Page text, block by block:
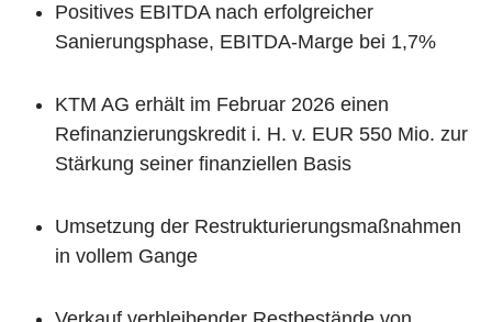
Positives EBITDA nach erfolgreicher
Sanierungsphase, EBITDA-Marge bei 1,7%
KTM AG erhält im Februar 2026 einen
Refinanzierungskredit i. H. v. EUR 550 Mio. zur
Stärkung seiner finanziellen Basis
Umsetzung der Restrukturierungsmaßnahmen
in vollem Gange